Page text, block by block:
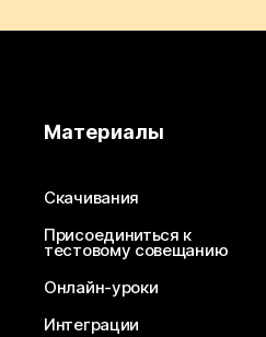
Материалы
Скачивания
Присоединиться к
тестовому совещанию
Онлайн-уроки
Интеграции